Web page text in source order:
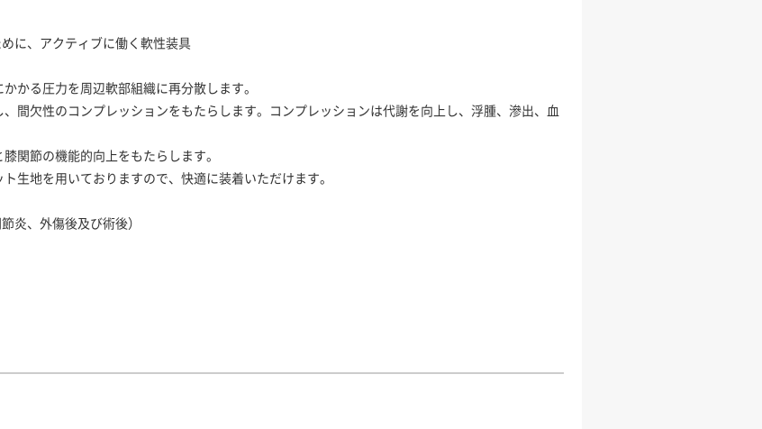
に、アクティブに働く軟性装具
かる圧力を周辺軟部組織に再分散します。
間欠性のコンプレッションをもたらします。コンプレッションは代謝を向上し、浮腫、滲出、血
関節の機能的向上をもたらします。
生地を用いておりますので、快適に装着いただけます。
炎、外傷後及び術後）